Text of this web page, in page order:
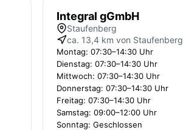
Integral gGmbH
Staufenberg
ca. 13,4 km von Staufenberg
Montag: 07:30–14:30 Uhr
Dienstag: 07:30–14:30 Uhr
Mittwoch: 07:30–14:30 Uhr
Donnerstag: 07:30–14:30 Uhr
Freitag: 07:30–14:30 Uhr
Samstag: 09:00–12:00 Uhr
Sonntag: Geschlossen